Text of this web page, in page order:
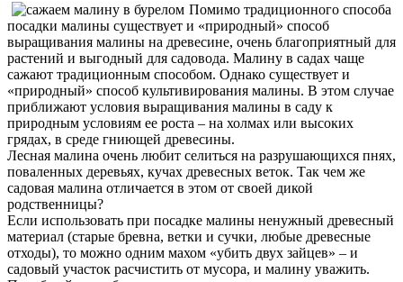
Помимо традиционного способа
посадки малины существует и «природный» способ
выращивания малины на древесине, очень благоприятный для
растений и выгодный для садовода. Малину в садах чаще
сажают традиционным способом. Однако существует и
«природный» способ культивирования малины. В этом случае
приближают условия выращивания малины в саду к
природным условиям ее роста – на холмах или высоких
грядах, в среде гниющей древесины.
Лесная малина очень любит селиться на разрушающихся пнях,
поваленных деревьях, кучах древесных веток. Так чем же
садовая малина отличается в этом от своей дикой
родственницы?
Если использовать при посадке малины ненужный древесный
материал (старые бревна, ветки и сучки, любые древесные
отходы), то можно одним махом «убить двух зайцев» – и
садовый участок расчистить от мусора, и малину уважить.